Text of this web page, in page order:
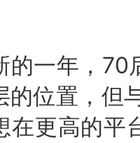
一年，70
的位置，但
在更高的平